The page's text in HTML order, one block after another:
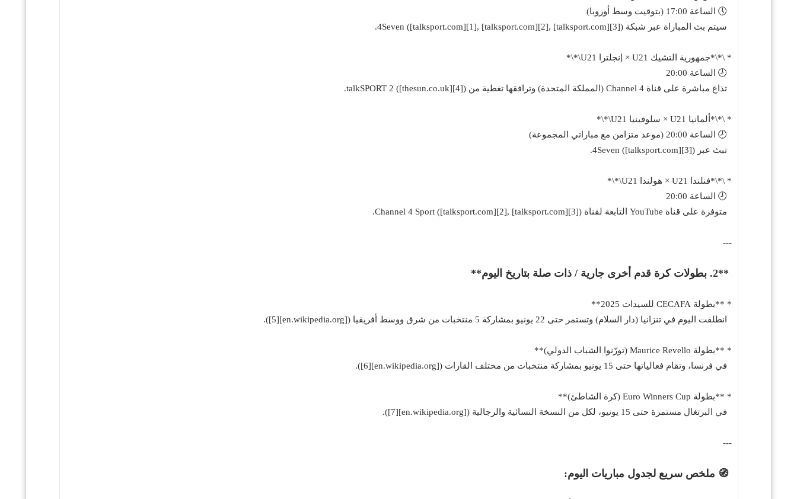
🕔 الساعة 17:00 (بتوقيت وسط أوروبا)
سيتم بث المباراة عبر شبكة 4Seven ([talksport.com][1], [talksport.com][2], [talksport.com][3]).
* \*\*جمهورية التشيك U21 × إنجلترا U21\*\*
🕗 الساعة 20:00
تذاع مباشرة على قناة Channel 4 (المملكة المتحدة) وترافقها تغطية من talkSPORT 2 ([thesun.co.uk][4]).
* \*\*ألمانيا U21 × سلوفينيا U21\*\*
🕗 الساعة 20:00 (موعد متزامن مع مباراتي المجموعة)
تبث عبر 4Seven ([talksport.com][3]).
* \*\*فنلندا U21 × هولندا U21\*\*
🕗 الساعة 20:00
متوفرة على قناة YouTube التابعة لقناة Channel 4 Sport ([talksport.com][2], [talksport.com][3]).
---
**2. بطولات كرة قدم أخرى جارية / ذات صلة بتاريخ اليوم**
* **بطولة CECAFA للسيدات 2025**
انطلقت اليوم في تنزانيا (دار السلام) وتستمر حتى 22 يونيو بمشاركة 5 منتخبات من شرق ووسط أفريقيا ([en.wikipedia.org][5]).
* **بطولة Maurice Revello (تورّنوا الشباب الدولي)**
في فرنسا، وتقام فعالياتها حتى 15 يونيو بمشاركة منتخبات من مختلف القارات ([en.wikipedia.org][6]).
* **بطولة Euro Winners Cup (كرة الشاطئ)**
في البرتغال مستمرة حتى 15 يونيو، لكل من النسخة النسائية والرجالية ([en.wikipedia.org][7]).
---
🧭 ملخص سريع لجدول مباريات اليوم: